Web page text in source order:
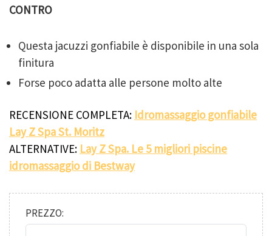
CONTRO
Questa jacuzzi gonfiabile è disponibile in una sola
finitura
Forse poco adatta alle persone molto alte
RECENSIONE COMPLETA: Idromassaggio gonfiabile
Lay Z Spa St. Moritz
ALTERNATIVE: Lay Z Spa. Le 5 migliori piscine
idromassaggio di Bestway
PREZZO: